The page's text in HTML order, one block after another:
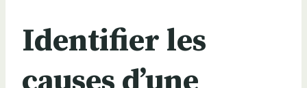
Identifier les